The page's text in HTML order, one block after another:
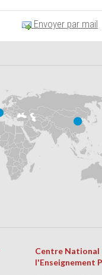
Envoyer par mail
Centre National
l'Enseignement